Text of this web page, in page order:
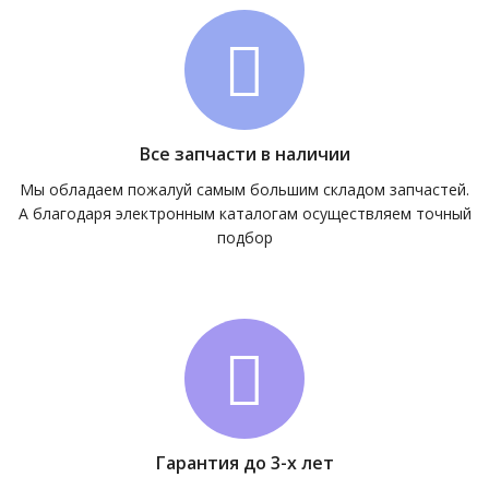
Все запчасти в наличии
Мы обладаем пожалуй самым большим складом запчастей.
А благодаря электронным каталогам осуществляем точный
подбор
Гарантия до 3-х лет